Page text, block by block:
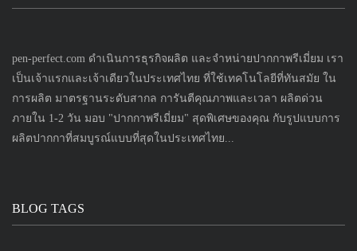
pen-perfect.com ดำเนินการธุรกิจผลิต และจำหน่ายปากกาพรีเมี่ยม เรา
เป็นเจ้าแรกและเจ้าเดียวในประเทศไทย ที่ใช้เทคโนโลยีที่ทันสมัย ใน
การผลิต มาตรฐานระดับสากล การันตีคุณภาพและเวลา ผลิตด่วน
ภายใน 1-2 วัน มอบ "ปากกาพรีเมี่ยม" สุดพิเศษของคุณ กับรูปแบบการ
ผลิตปากกาที่สมบูรณ์แบบที่สุดในประเทศไทย...
BLOG TAGS